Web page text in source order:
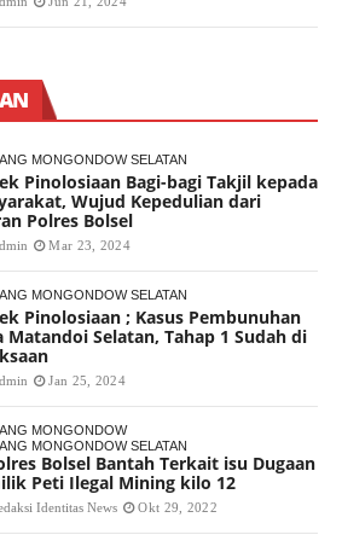
MONGONDOW SELATAN
Pinolosiaan Bagi-bagi Takjil kepada
Wujud Kepedulian dari
Polres Bolsel
Mar 23, 2024
MONGONDOW SELATAN
Pinolosiaan ; Kasus Pembunuhan
Matandoi Selatan, Tahap 1 Sudah di
Jan 25, 2024
MONGONDOW
MONGONDOW SELATAN
Bolsel Bantah Terkait isu Dugaan
Peti Ilegal Mining kilo 12
Identitas News Okt 29, 2022